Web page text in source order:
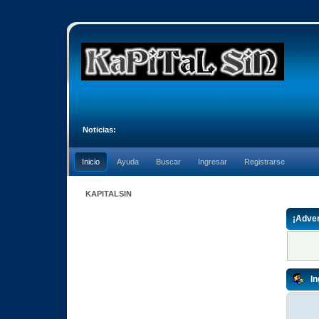
Noticias:
Inicio Ayuda Buscar Ingresar Registrarse
KAPITALSIN